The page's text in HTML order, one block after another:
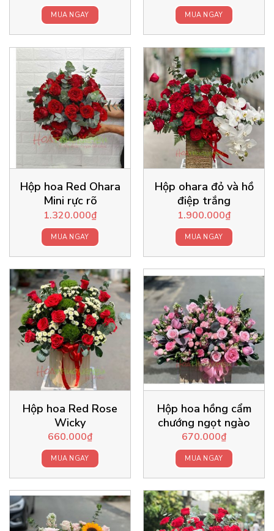
MUA NGAY MUA NGAY
Hộp hoa Red Ohara
Mini rực rõ
1.320.000₫
MUA NGAY
Hộp ohara đỏ và hồ
điệp trắng
1.900.000₫
MUA NGAY
Hộp hoa Red Rose
Wicky
660.000₫
MUA NGAY
Hộp hoa hồng cẩm
chướng ngọt ngào
670.000₫
MUA NGAY